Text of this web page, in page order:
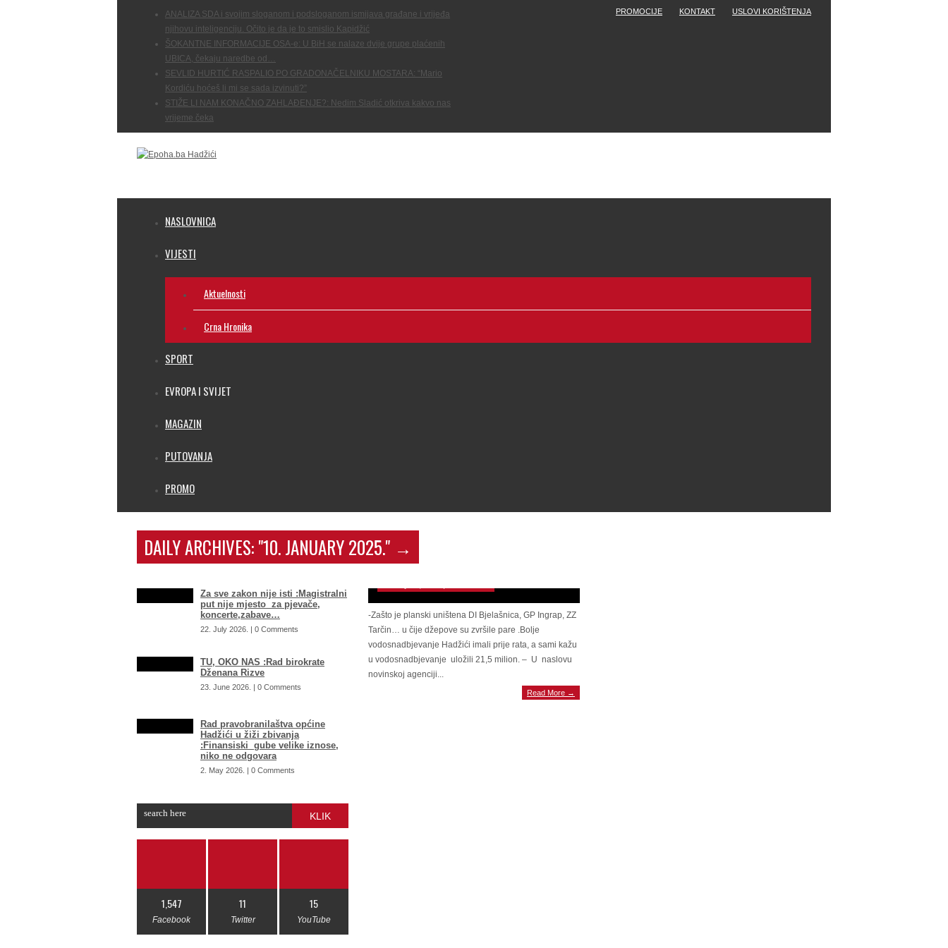
ANALIZA SDA i svojim sloganom i podsloganom ismijava građane i vrijeđa
njihovu inteligenciju. Očito je da je to smislio Kapidžić
ŠOKANTNE INFORMACIJE OSA-e: U BiH se nalaze dvije grupe plaćenih
UBICA, čekaju naredbe od…
SEVLID HURTIĆ RASPALIO PO GRADONAČELNIKU MOSTARA: “Mario
Kordiću hoćeš li mi se sada izvinuti?”
STIŽE LI NAM KONAČNO ZAHLAĐENJE?: Nedim Sladić otkriva kakvo nas
vrijeme čeka
USLOVI KORIŠTENJA
KONTAKT
PROMOCIJE
NASLOVNICA
VIJESTI
Aktuelnosti
Crna Hronika
SPORT
EVROPA I SVIJET
MAGAZIN
PUTOVANJA
PROMO
DAILY ARCHIVES:"10. JANUARY 2025." →
Za sve zakon nije isti :Magistralni
put nije mjesto za pjevače,
koncerte,zabave…
22. July 2026. | 0 Comments
TU, OKO NAS :Rad birokrate
Dženana Rizve
23. June 2026. | 0 Comments
Rad pravobranilaštva općine
Hadžići u žiži zbivanja
:Finansiski gube velike iznose,
niko ne odgovara
2. May 2026. | 0 Comments
KLIK
1,547
Facebook
11
Twitter
15
YouTube
broj nezaposlenih nikada nije bio veći, oko 6.000
ljudi primaju neku od socijane pomoći… a kažu
-Zašto je planski uništena DI Bjelašnica, GP Ingrap, ZZ
Tarčin… u čije džepove su zvršile pare .Bolje
vodosnadbjevanje Hadžići imali prije rata, a sami kažu
u vodosnadbjevanje uložili 21,5 milion. – U naslovu
novinskoj agenciji...
Read More →